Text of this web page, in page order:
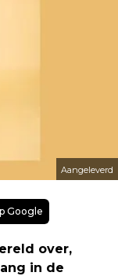
Aangeleverd
Google
over,
in de